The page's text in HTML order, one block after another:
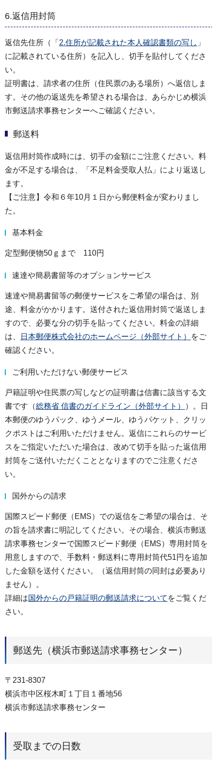
6.返信用封筒
返信先住所（「 2.住所が記載された本人確認書類の写し 」
に記載されている住所）を記入し、切手を貼付してくださ
い。
証明書は、請求者の住所（住民票のある場所）へ返信しま
す。その他の返送先を希望される場合は、あらかじめ横浜
市郵送請求事務センターへご確認ください。
郵送料
返信用封筒作成時には、切手の金額にご注意ください。料
金が不足する場合は、「不足料金受取人払」により返送し
ます。
【ご注意】令和６年10月１日から郵便料金が変わりまし
た。
基本料金
定型郵便物50ｇまで 110円
速達や簡易書留等のオプションサービス
速達や簡易書留等の郵便サービスをご希望の場合は、別
途、料金がかかります。送付された返信用封筒で返送しま
すので、必要な分の切手を貼ってください。料金の詳細
は、
日本郵便株式会社のホームページ（外部サイト）
をご
確認ください。
ご利用いただけない郵便サービス
戸籍証明や住民票の写しなどの証明書は信書に該当する文
書です（総務省 信書のガイドライン（外部サイト）
）。日
本郵便のゆうパック、ゆうメール、ゆうパケット、クリッ
クポストはご利用いただけません。返信にこれらのサービ
スをご指定いただいた場合は、改めて切手を貼った返信用
封筒をご送付いただくこととなりますのでご注意くださ
い。
国外からの請求
国際スピード郵便（EMS）での返信をご希望の場合は、そ
の旨を請求書に明記してください。その場合、横浜市郵送
請求事務センターで国際スピード郵便（EMS）専用封筒を
用意しますので、手数料・郵送料に専用封筒代51円を追加
した金額を送付ください。（返信用封筒の同封は必要あり
ません）。
詳細は国外からの戸籍証明の郵送請求について をご覧くだ
さい。
郵送先（横浜市郵送請求事務センター）
〒231-8307
横浜市中区桜木町１丁目１番地56
横浜市郵送請求事務センター
受取までの日数